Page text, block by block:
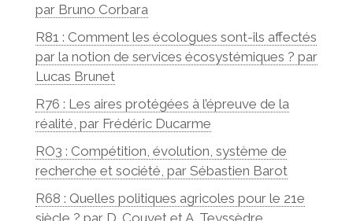
par Bruno Corbara
R81 : Comment les écologues sont-ils affectés
par la notion de services écosystémiques ? par
Lucas Brunet
R76 : Les aires protégées à l’épreuve de la
réalité, par Frédéric Ducarme
RO3 : Compétition, évolution, système de
recherche et société, par Sébastien Barot
R68 : Quelles politiques agricoles pour le 21e
siècle ? par D. Couvet et A. Teyssèdre